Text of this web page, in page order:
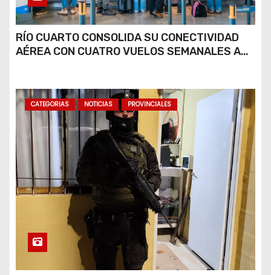
RÍO CUARTO CONSOLIDA SU CONECTIVIDAD
AÉREA CON CUATRO VUELOS SEMANALES A
CATEGORIAS NOTICIAS PROVINCIALES